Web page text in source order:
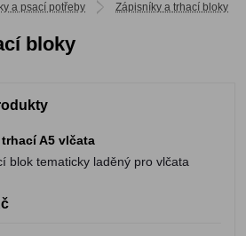
a psací potřeby Zápisníky a trhací bloky
bloky
A5 vlčata
blok tematicky laděný pro vlčata